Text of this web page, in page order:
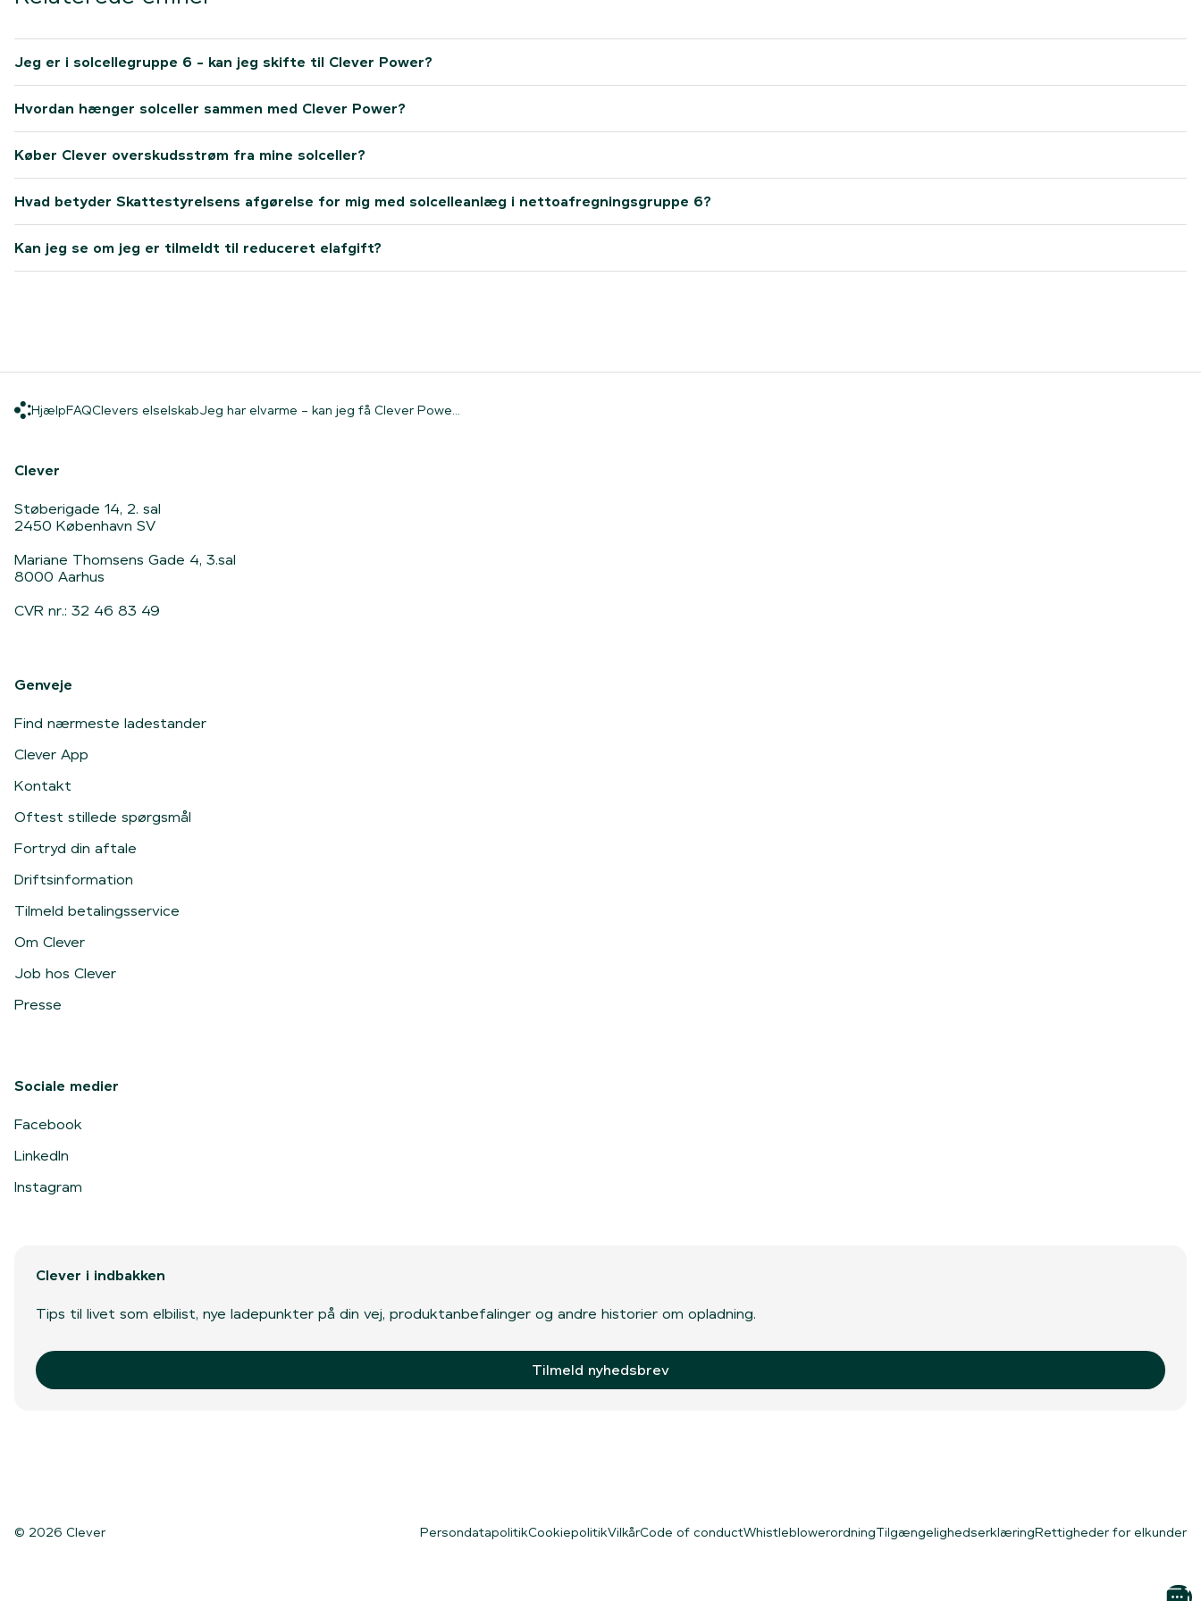
Jeg er i solcellegruppe 6 - kan jeg skifte til Clever Power?
Hvordan hænger solceller sammen med Clever Power?
Køber Clever overskudsstrøm fra mine solceller?
Hvad betyder Skattestyrelsens afgørelse for mig med solcelleanlæg i nettoafregningsgruppe 6?
Kan jeg se om jeg er tilmeldt til reduceret elafgift?
HjælpHjælp
FAQFAQ
Clevers elselskabClevers elselskab
Jeg har elvarme – kan jeg få Clever Powe...
Clever
Støberigade 14, 2. sal
2450 København SV
Mariane Thomsens Gade 4, 3.sal
8000 Aarhus
CVR nr.: 32 46 83 49
Genveje
Find nærmeste ladestander
Clever App
Kontakt
Oftest stillede spørgsmål
Fortryd din aftale
Driftsinformation
Tilmeld betalingsservice
Om Clever
Job hos Clever
Presse
Sociale medier
Facebook
LinkedIn
Instagram
Clever i indbakken
Tips til livet som elbilist, nye ladepunkter på din vej, produktanbefalinger og andre historier om opladning.
Tilmeld nyhedsbrev
© 2026 Clever PersondatapolitikCookiepolitikVilkårCode of conductWhistleblowerordningTilgængelighedserklæringRettigheder for elkunder